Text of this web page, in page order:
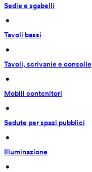
Sedie e sgabelli
•
Tavoli bassi
•
Tavoli, scrivanie e consolle
•
Mobili contenitori
•
Sedute per spazi pubblici
•
Illuminazione
•